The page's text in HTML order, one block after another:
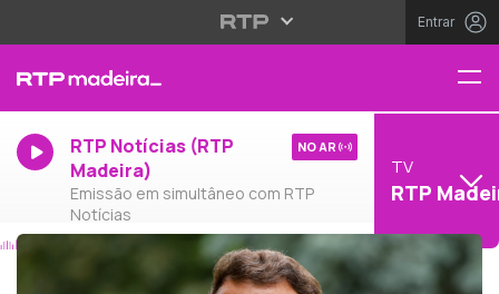
Entrar
RTP Notícias (RTP
Madeira)
Emissão em simultâneo com RTP
Notícias
NO AR
TV
RTP